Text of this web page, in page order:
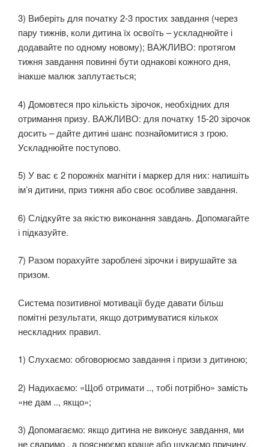
3) Виберіть для початку 2-3 простих завдання (через
пару тижнів, коли дитина їх освоїть – ускладнюйте і
додавайте по одному новому); ВАЖЛИВО: протягом
тижня завдання повинні бути однакові кожного дня,
інакше малюк заплутається;
4) Домовтеся про кількість зірочок, необхідних для
отримання призу. ВАЖЛИВО: для початку 15-20 зірочок
досить – дайте дитині шанс познайомитися з грою.
Ускладнюйте поступово.
5) У вас є 2 порожніх магніти і маркер для них: напишіть
ім’я дитини, приз тижня або своє особливе завдання.
6) Слідкуйте за якістю виконання завдань. Допомагайте
і підказуйте.
7) Разом порахуйте зароблені зірочки і вирушайте за
призом.
Система позитивної мотивації буде давати більш
помітні результати, якщо дотримуватися кількох
нескладних правил.
1) Слухаємо: обговорюємо завдання і призи з дитиною;
2) Надихаємо: «Щоб отримати .., тобі потрібно» замість
«не дам .., якщо»;
3) Допомагаємо: якщо дитина не виконує завдання, ми
не сваримо , а пояснюємо краще або шукаємо причину,